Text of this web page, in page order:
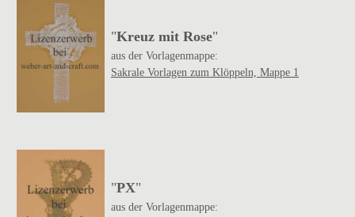
"Kreuz mit Rose"
aus der Vorlagenmappe:
Sakrale Vorlagen zum Klöppeln, Mappe 1
"PX"
aus der Vorlagenmappe: